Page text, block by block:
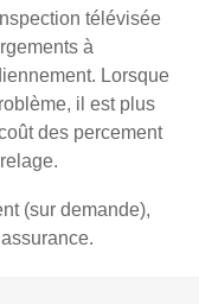
télévisée
à
Lorsque
il est plus
des percement
(sur demande),